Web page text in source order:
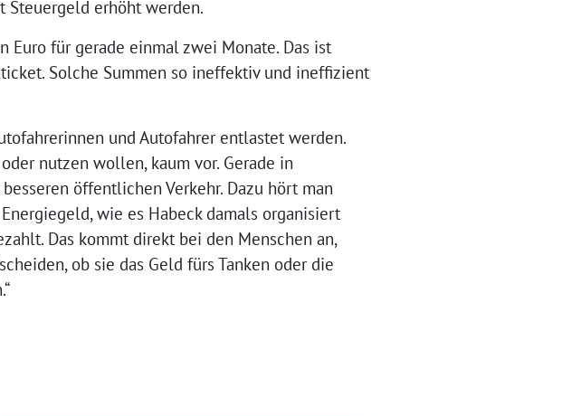
Steuergeld erhöht werden.
für gerade einmal zwei Monate. Das ist
Solche Summen so ineffektiv und ineffizient
und Autofahrer entlastet werden.
nutzen wollen, kaum vor. Gerade in
öffentlichen Verkehr. Dazu hört man
wie es Habeck damals organisiert
Das kommt direkt bei den Menschen an,
ob sie das Geld fürs Tanken oder die